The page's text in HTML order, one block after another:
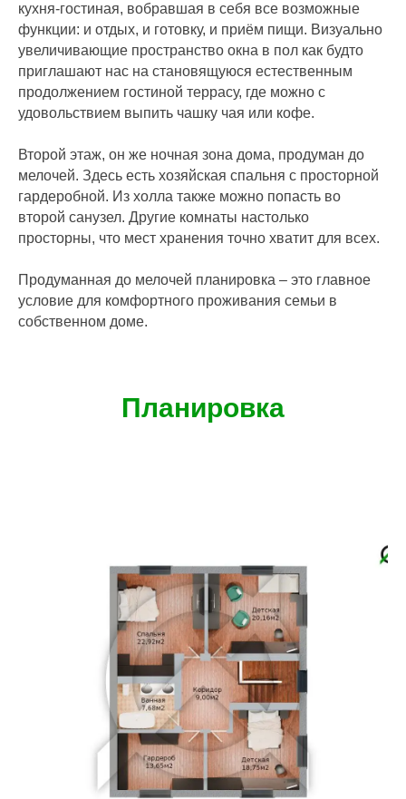
кухня-гостиная, вобравшая в себя все возможные
функции: и отдых, и готовку, и приём пищи. Визуально
увеличивающие пространство окна в пол как будто
приглашают нас на становящуюся естественным
продолжением гостиной террасу, где можно с
удовольствием выпить чашку чая или кофе.
Второй этаж, он же ночная зона дома, продуман до
мелочей. Здесь есть хозяйская спальня с просторной
гардеробной. Из холла также можно попасть во
второй санузел. Другие комнаты настолько
просторны, что мест хранения точно хватит для всех.
Продуманная до мелочей планировка – это главное
условие для комфортного проживания семьи в
собственном доме.
Планировка